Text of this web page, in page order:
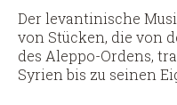
Der levantinische
von Stücken, die von
des Aleppo-Ordens,
Syrien bis zu seinen